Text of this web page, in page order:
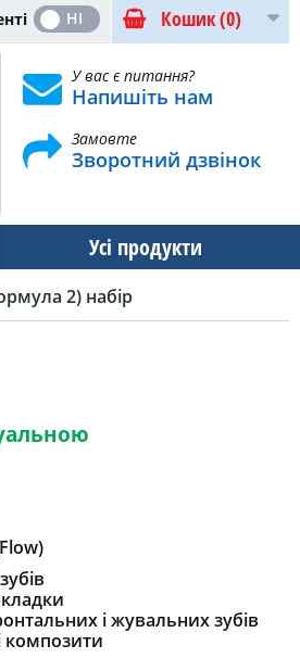
Кошик(0)
ТАК НІ
У вас є питання?
Напишіть нам
Замовте
Зворотний дзвінок
Усі продукти
2) набір
і жувальних зубів
композити